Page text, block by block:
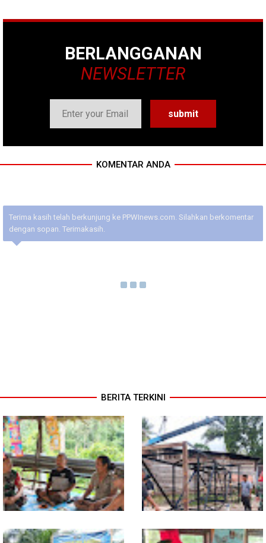
BERLANGGANAN
NEWSLETTER
KOMENTAR ANDA
Terima kasih telah berkunjung ke PPWInews.com. Silahkan berkomentar
dengan sopan. Terimakasih.
BERITA TERKINI